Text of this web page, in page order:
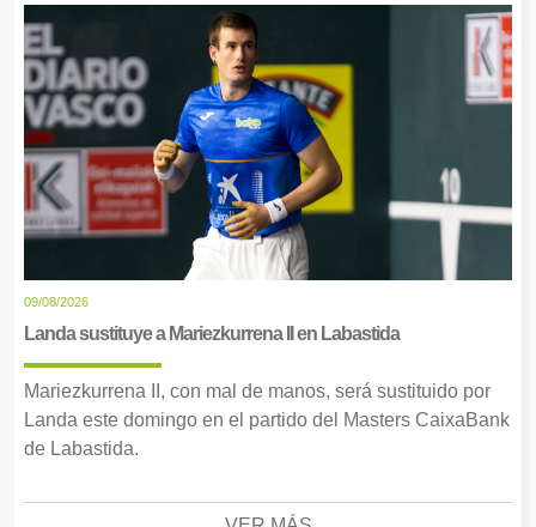
09/08/2026
Landa sustituye a Mariezkurrena II en Labastida
Mariezkurrena II, con mal de manos, será sustituido por
Landa este domingo en el partido del Masters CaixaBank
de Labastida.